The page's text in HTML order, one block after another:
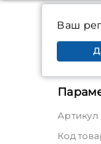
Ваш
LD
Артикул
Код